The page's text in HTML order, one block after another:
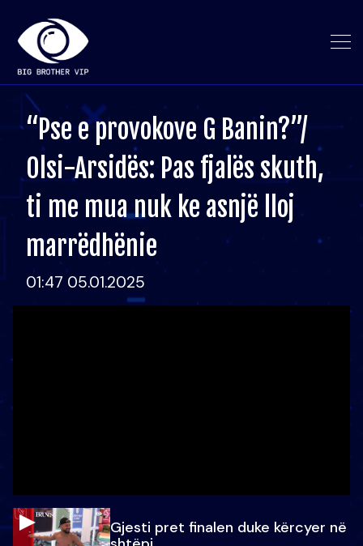
“Pse e provokove G Banin?”/
Olsi-Arsidës: Pas fjalës skuth,
ti me mua nuk ke asnjë lloj
marrëdhënie
01:47 05.01.2025
Gjesti pret finalen duke kërcyer në